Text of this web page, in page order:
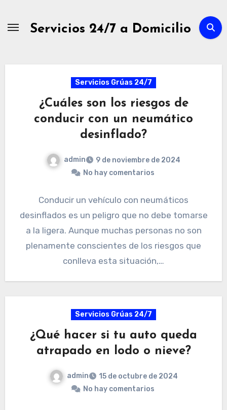
contenidoServicios 24/7 a Domicilio
Servicios Grúas 24/7
¿Cuáles son los riesgos de
conducir con un neumático
desinflado?
admin
9 de noviembre de 2024
No hay comentarios
Conducir un vehículo con neumáticos
desinflados es un peligro que no debe tomarse
a la ligera. Aunque muchas personas no son
plenamente conscientes de los riesgos que
conlleva esta situación,…
Servicios Grúas 24/7
¿Qué hacer si tu auto queda
atrapado en lodo o nieve?
admin
15 de octubre de 2024
No hay comentarios